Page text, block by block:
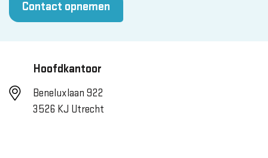
Contact opnemen
Hoofdkantoor
Beneluxlaan 922
3526 KJ Utrecht